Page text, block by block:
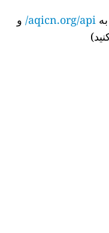
aqicn.org/api/ و